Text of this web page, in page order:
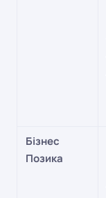
Бізнес
Позика